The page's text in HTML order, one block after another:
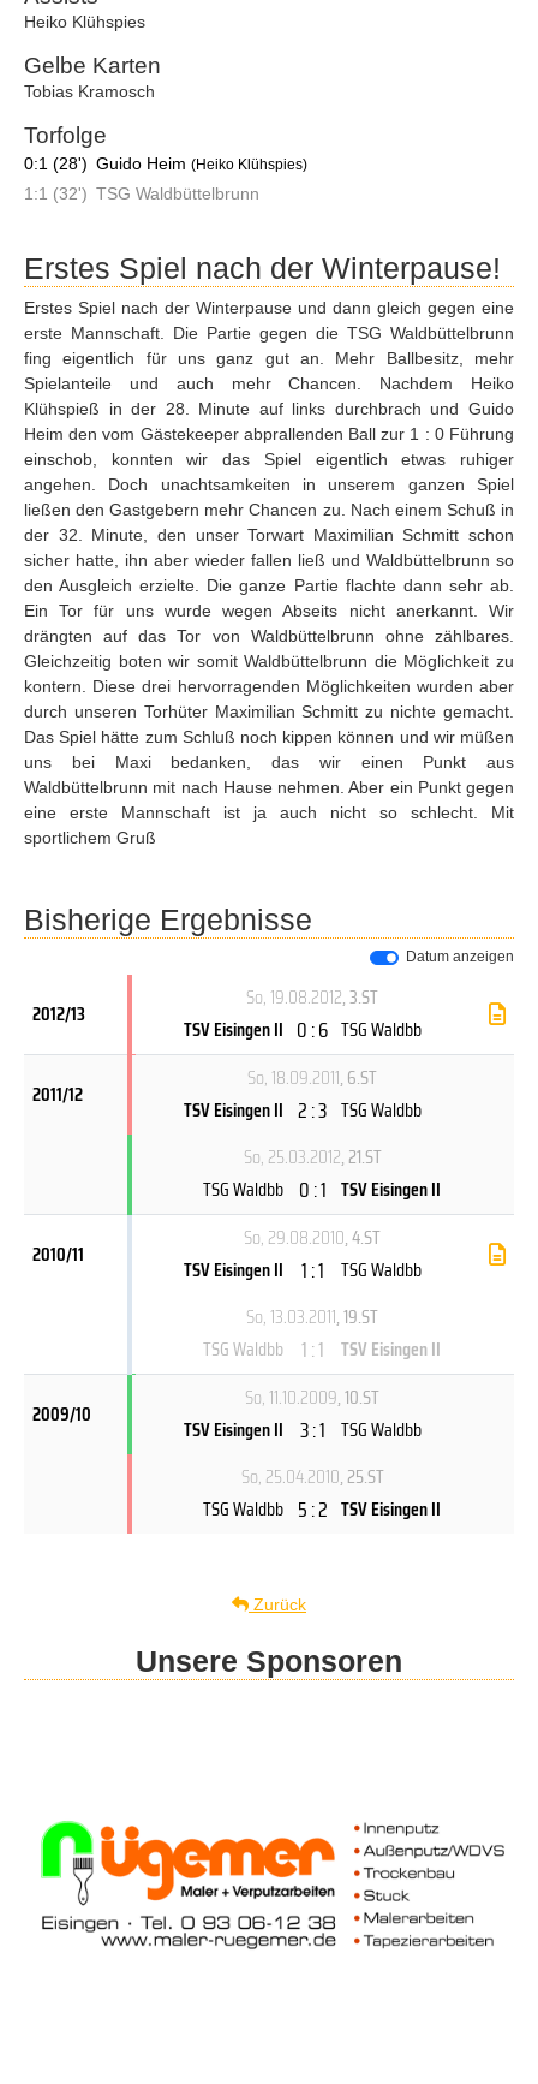
Heiko Klühspies
Gelbe Karten
Tobias Kramosch
Torfolge
0:1 (28') Guido Heim (Heiko Klühspies)
1:1 (32') TSG Waldbüttelbrunn
Erstes Spiel nach der Winterpause!
Erstes Spiel nach der Winterpause und dann gleich gegen eine
erste Mannschaft. Die Partie gegen die TSG Waldbüttelbrunn
fing eigentlich für uns ganz gut an. Mehr Ballbesitz, mehr
Spielanteile und auch mehr Chancen. Nachdem Heiko
Klühspieß in der 28. Minute auf links durchbrach und Guido
Heim den vom Gästekeeper abprallenden Ball zur 1 : 0 Führung
einschob, konnten wir das Spiel eigentlich etwas ruhiger
angehen. Doch unachtsamkeiten in unserem ganzen Spiel
ließen den Gastgebern mehr Chancen zu. Nach einem Schuß in
der 32. Minute, den unser Torwart Maximilian Schmitt schon
sicher hatte, ihn aber wieder fallen ließ und Waldbüttelbrunn so
den Ausgleich erzielte. Die ganze Partie flachte dann sehr ab.
Ein Tor für uns wurde wegen Abseits nicht anerkannt. Wir
drängten auf das Tor von Waldbüttelbrunn ohne zählbares.
Gleichzeitig boten wir somit Waldbüttelbrunn die Möglichkeit zu
kontern. Diese drei hervorragenden Möglichkeiten wurden aber
durch unseren Torhüter Maximilian Schmitt zu nichte gemacht.
Das Spiel hätte zum Schluß noch kippen können und wir müßen
uns bei Maxi bedanken, das wir einen Punkt aus
Waldbüttelbrunn mit nach Hause nehmen. Aber ein Punkt gegen
eine erste Mannschaft ist ja auch nicht so schlecht. Mit
sportlichem Gruß
Bisherige Ergebnisse
Datum anzeigen
2012/13
So, 19.08.2012, 3.ST
TSV Eisingen II 0 : 6 TSG Waldbb
2011/12
So, 18.09.2011, 6.ST
TSV Eisingen II 2 : 3 TSG Waldbb
So, 25.03.2012, 21.ST
TSG Waldbb 0 : 1 TSV Eisingen II
2010/11
So, 29.08.2010, 4.ST
TSV Eisingen II
1 : 1
TSG Waldbb
So, 13.03.2011, 19.ST
TSG Waldbb
1 : 1 TSV Eisingen II
2009/10
So, 11.10.2009, 10.ST
TSV Eisingen II 3 : 1 TSG Waldbb
So, 25.04.2010, 25.ST
TSG Waldbb 5 : 2 TSV Eisingen II
Zurück
Unsere Sponsoren